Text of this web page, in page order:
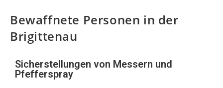
Bewaffnete Personen in der
Brigittenau
Sicherstellungen von Messern und
Pfefferspray